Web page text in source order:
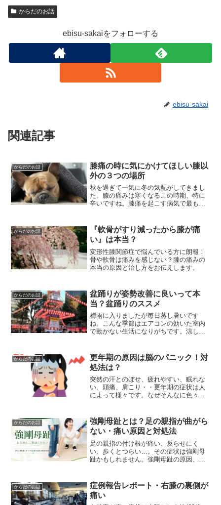
からだのお話
ebisu-sakaiをフォローする
ebisu-sakai
関連記事
からだのお話
膝痛の時に気にかけてほしい膝以
外の３つの場所
秋を過ぎて一気に冬の気配がしてきまし
た。膝の痛みは寒くなるこの時期、特に
辛いですね。膝痛を起こす病気で最も有
トゲン上では、膝に変形を起こしていま
す。実は変形していても痛...
からだのお話
『軟骨がすり減ったから膝が痛
い』は本当？
変形性膝関節症で悩んでいる方に朗報！
骨や軟骨は痛みを感じない？膝の痛みの
本当の原因と治し方をお伝えします。
からだのお話
盆踊りが姿勢改善に良いって本
当？盆踊りのススメ
梅雨に入りましたが毎日蒸し暑いです
ね。こんな季節はエアコンの効いた室内
で動かない生活になりがちです。涼しい
勢が歪んで硬くなってしまいます。この
季節にお勧めな、楽しみなが...
からだのお話
更年期の原因は脳のパニック！対
処法は？
突然の汗とのぼせ、疲れやすい、眠れな
い、頭痛、肩こり・・更年期の症状は人
によって様々です。なぜそんなに色々な
床下部は、女性ホルモンをコントロール
してくれる、いわば指令セ...
からだのお話
強剛母趾とは？足の親指が曲がら
ない・痛い原因と対処法
足の親指の付け根が痛い、反らせにく
い、歩くとつらい…。その症状は強剛母
趾かもしれません。強剛母趾の原因、見
からだのお話
症例報告レポート・右膝の裏側が
痛い